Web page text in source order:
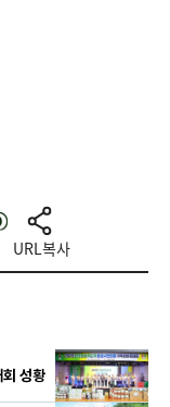
URL복사
성황